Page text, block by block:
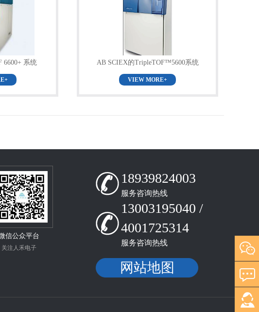
6600+ 系统 AB SCIEX的TripleTOF™5600系统
VIEW MORE+
信公众平台
关注人禾电子
18939824003
服务咨询热线
13003195040 /
4001725314
服务咨询热线
网站地图